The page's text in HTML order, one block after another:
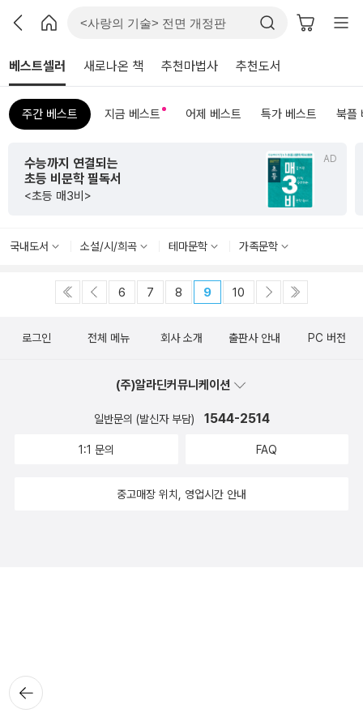
베스트셀러 새로나온 책 추천마법사 추천도서
주간 베스트 지금 베스트 어제 베스트 특가 베스트 북플
AD
수능까지 연결되는
초등 비문학 필독서
<초등 매3비>
국내도서 소설/시/희곡 테마문학 가족문학
6 7 8 9 10
뒤로가
기
로그인 전체 메뉴 회사 소개 출판사 안내 PC 버전
(주)알라딘커뮤니케이션
일반문의 (발신자 부담) 1544-2514
1:1 문의 FAQ
중고매장 위치, 영업시간 안내